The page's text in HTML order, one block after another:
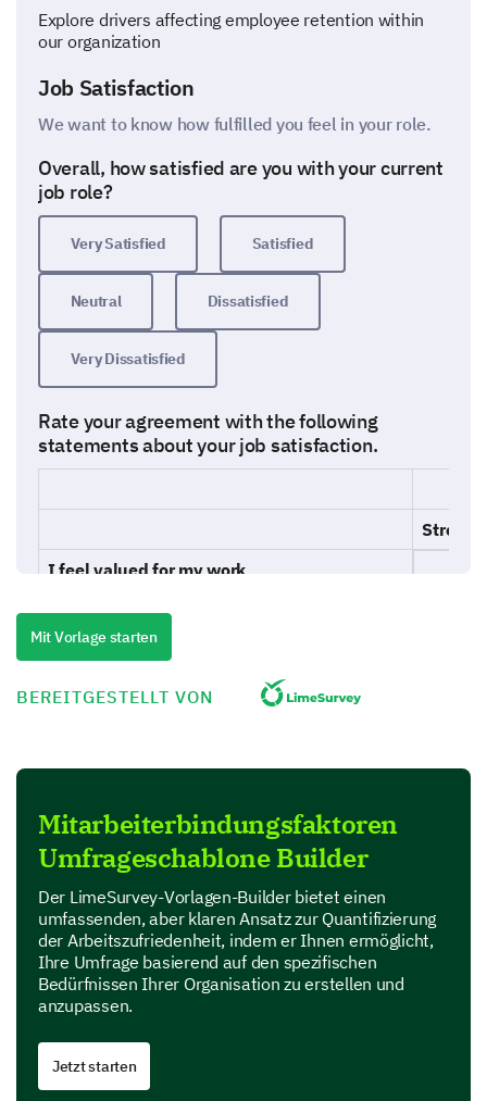
Explore drivers affecting employee retention within
our organization
Job Satisfaction
We want to know how fulfilled you feel in your role.
Overall, how satisfied are you with your current
job role?
Very Satisfied Satisfied
Neutral Dissatisfied
Very Dissatisfied
Rate your agreement with the following
statements about your job satisfaction.
I feel valued for my work
My role matches my career interests
There are opportunities for growth in my role
Which of the following factors contribute
positively to your workplace experience?
Effective communication
Supportive team
Healthy work-life balance
Mit Vorlage starten
BEREITGESTELLT VON
Mitarbeiterbindungsfaktoren
Umfrageschablone Builder
Der LimeSurvey-Vorlagen-Builder bietet einen
umfassenden, aber klaren Ansatz zur Quantifizierung
der Arbeitszufriedenheit, indem er Ihnen ermöglicht,
Ihre Umfrage basierend auf den spezifischen
Bedürfnissen Ihrer Organisation zu erstellen und
anzupassen.
Jetzt starten